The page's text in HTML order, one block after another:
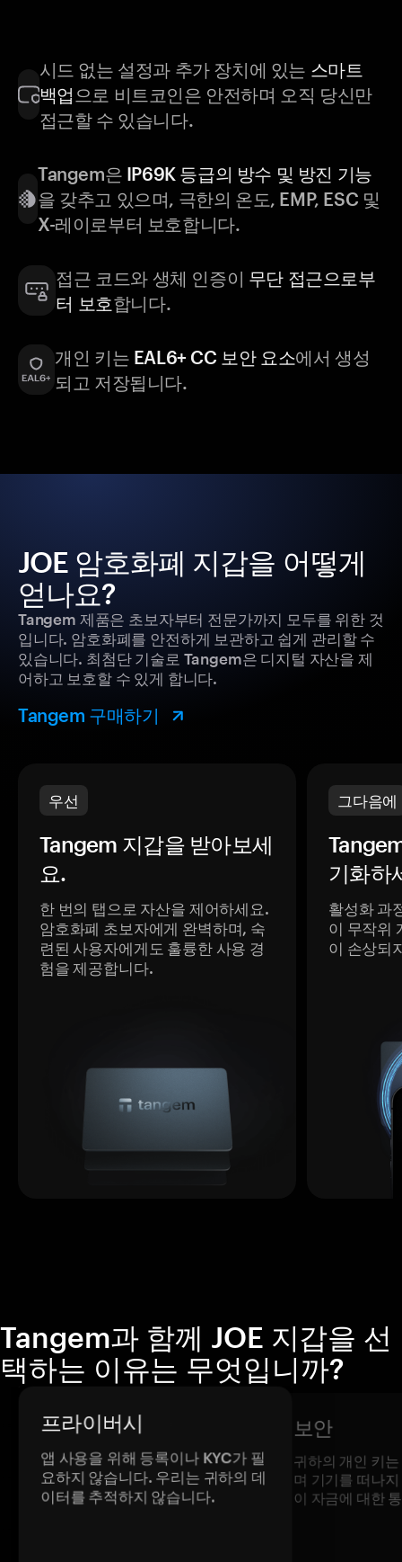
시드 없는 설정과 추가 장치에 있는 스마트
백업 으로 비트코인은 안전하며 오직 당신만
접근할 수 있습니다.
Tangem은 IP69K 등급의 방수 및 방진 기능
을 갖추고 있으며, 극한의 온도, EMP, ESC 및
X-레이로부터 보호합니다.
접근 코드와 생체 인증이 무단 접근으로부
터 보호합니다.
개인 키는 EAL6+ CC 보안 요소에서 생성
되고 저장됩니다.
JOE 암호화폐 지갑을 어떻게
얻나요?
Tangem 제품은 초보자부터 전문가까지 모두를 위한 것
입니다. 암호화폐를 안전하게 보관하고 쉽게 관리할 수
있습니다. 최첨단 기술로 Tangem은 디지털 자산을 제
어하고 보호할 수 있게 합니다.
Tangem 구매하기
우선
Tangem 지갑을 받아보세
요.
한 번의 탭으로 자산을 제어하세요.
암호화폐 초보자에게 완벽하며, 숙
련된 사용자에게도 훌륭한 사용 경
험을 제공합니다.
그다음에
기화하
활성화 과
이 무작위
이 손상되
Tangem과 함께 JOE 지갑을 선
택하는 이유는 무엇입니까?
프라이버시
앱 사용을 위해 등록이나 KYC가 필
요하지 않습니다. 우리는 귀하의 데
이터를 추적하지 않습니다.
보안
귀하의 개인 키
며 기기를 떠나
이 자금에 대한